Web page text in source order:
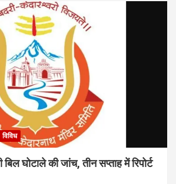
विविध
घोटाले की जांच, तीन सप्ताह में रिपोर्ट